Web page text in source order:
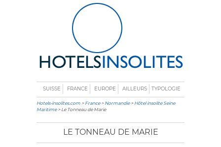
SUISSE FRANCE EUROPE AILLEURS TYPOLOGIE
Hotels-insolites.com >France>Normandie>Hôtel insolite Seine
Maritime> Le Tonneau de Marie
LE TONNEAU DE MARIE